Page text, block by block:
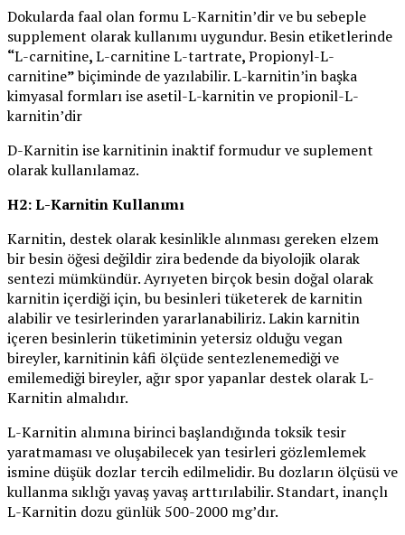
Dokularda faal olan formu L-Karnitin’dir ve bu sebeple
supplement olarak kullanımı uygundur. Besin etiketlerinde
“L-carnitine,L-carnitine L-tartrate,Propionyl-L-
carnitine”biçiminde de yazılabilir. L-karnitin’in başka
kimyasal formları ise asetil-L-karnitin ve propionil-L-
karnitin’dir
D-Karnitin ise karnitinin inaktif formudur ve suplement
olarak kullanılamaz.
H2: L-Karnitin Kullanımı
Karnitin, destek olarak kesinlikle alınması gereken elzem
bir besin öğesi değildir zira bedende da biyolojik olarak
sentezi mümkündür. Ayrıyeten birçok besin doğal olarak
karnitin içerdiği için, bu besinleri tüketerek de karnitin
alabilir ve tesirlerinden yararlanabiliriz. Lakin karnitin
içeren besinlerin tüketiminin yetersiz olduğu vegan
bireyler, karnitinin kâfi ölçüde sentezlenemediği ve
emilemediği bireyler, ağır spor yapanlar destek olarak L-
Karnitin almalıdır.
L-Karnitin alımına birinci başlandığında toksik tesir
yaratmaması ve oluşabilecek yan tesirleri gözlemlemek
ismine düşük dozlar tercih edilmelidir. Bu dozların ölçüsü ve
kullanma sıklığı yavaş yavaş arttırılabilir. Standart, inançlı
L-Karnitin dozu günlük 500-2000 mg’dır.